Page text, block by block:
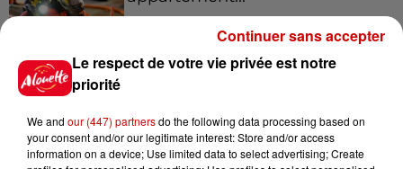
15h02
du...
Le respect de votre vie privée est notre
priorité
We and our (447) partnersdo the following data processing based on
your consent and/or our legitimate interest: Store and/or access
information on a device; Use limited data to select advertising; Create
Continuer sans accepter